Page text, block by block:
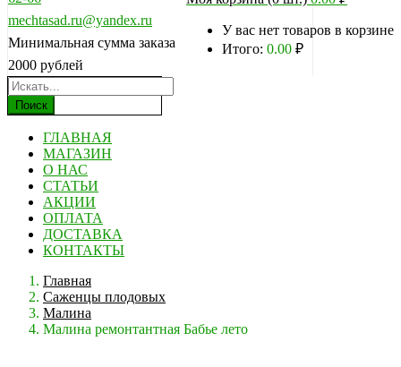
У вас нет товаров в корзине
Итого: 0.00 ₽
mechtasad.ru@yandex.ru
Минимальная сумма заказа
2000 рублей
Поиск
ГЛАВНАЯ
МАГАЗИН
О НАС
СТАТЬИ
АКЦИИ
ОПЛАТА
ДОСТАВКА
КОНТАКТЫ
Главная
Саженцы плодовых
Малина
Малина ремонтантная Бабье лето